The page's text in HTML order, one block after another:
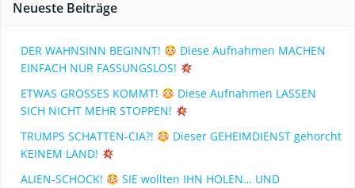
Neueste Beiträge
DER WAHNSINN BEGINNT!
Diese Aufnahmen MACHEN
EINFACH NUR FASSUNGSLOS!
ETWAS GROSSES KOMMT!
Diese Aufnahmen LASSEN
SICH NICHT MEHR STOPPEN!
TRUMPS SCHATTEN-CIA?!
Dieser GEHEIMDIENST gehorcht
KEINEM LAND!
ALIEN-SCHOCK!
SIE wollten IHN HOLEN… UND